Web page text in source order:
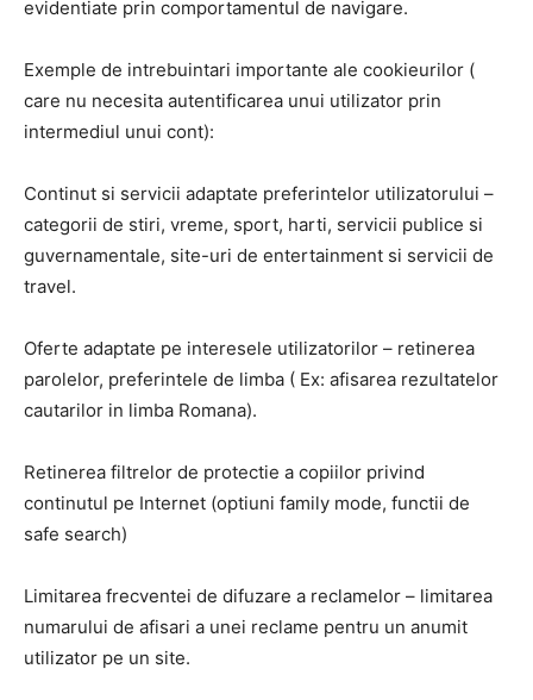
evidentiate prin comportamentul de navigare.
Exemple de intrebuintari importante ale cookieurilor (
care nu necesita autentificarea unui utilizator prin
intermediul unui cont):
Continut si servicii adaptate preferintelor utilizatorului –
categorii de stiri, vreme, sport, harti, servicii publice si
guvernamentale, site-uri de entertainment si servicii de
travel.
Oferte adaptate pe interesele utilizatorilor – retinerea
parolelor, preferintele de limba ( Ex: afisarea rezultatelor
cautarilor in limba Romana).
Retinerea filtrelor de protectie a copiilor privind
continutul pe Internet (optiuni family mode, functii de
safe search)
Limitarea frecventei de difuzare a reclamelor – limitarea
numarului de afisari a unei reclame pentru un anumit
utilizator pe un site.